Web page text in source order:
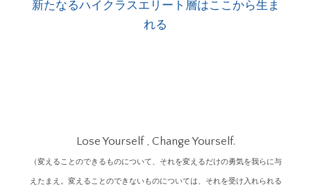
新たなるハイクラスエリート層はここから生ま
れる
Lose Yourself , Change Yourself.
（変えることのできるものについて、それを変えるだけの勇気を我らに与
えたまえ。変えることのできないものについては、それを受け入れられる